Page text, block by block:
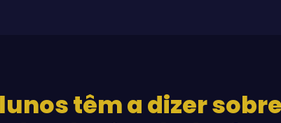
têm a dizer